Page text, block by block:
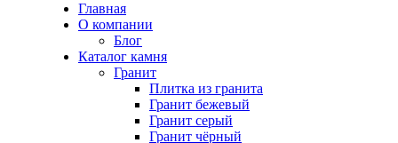
Главная
О компании
Блог
Каталог камня
Гранит
Плитка из гранита
Гранит бежевый
Гранит серый
Гранит чёрный